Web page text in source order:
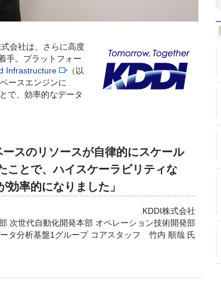
会社は、さらに高度
手。プラットフォー
Infrastructure
（以
ースエンジンに
で、効率的なデータ
ースのリソースが自律的にスケール
ことで、ハイスケーラビリティな
率的になりました」
KDDI株式会社
次世代自動化開発本部 オペレーション技術開発部
タ分析基盤1グループ コアスタッフ 竹内 順哉 氏